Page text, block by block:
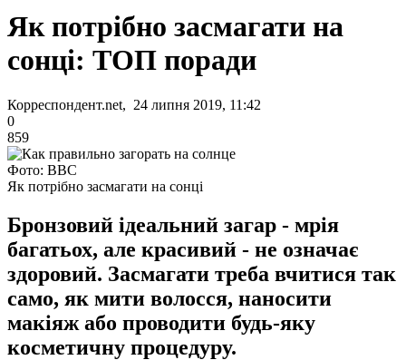
Як потрібно засмагати на
сонці: ТОП поради
Корреспондент.net, 24 липня 2019, 11:42
0
859
Фото: BBC
Як потрібно засмагати на сонці
Бронзовий ідеальний загар - мрія
багатьох, але красивий - не означає
здоровий. Засмагати треба вчитися так
само, як мити волосся, наносити
макіяж або проводити будь-яку
косметичну процедуру.